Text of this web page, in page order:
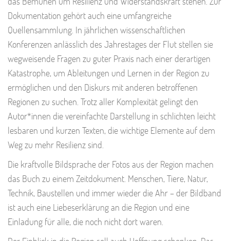
Dokumentation gehört auch eine umfangreiche
Quellensammlung. In jährlichen wissenschaftlichen
Konferenzen anlässlich des Jahrestages der Flut stellen sie
wegweisende Fragen zu guter Praxis nach einer derartigen
Katastrophe, um Ableitungen und Lernen in der Region zu
ermöglichen und den Diskurs mit anderen betroffenen
Regionen zu suchen. Trotz aller Komplexität gelingt den
Autor*innen die vereinfachte Darstellung in schlichten leicht
lesbaren und kurzen Texten, die wichtige Elemente auf dem
Weg zu mehr Resilienz sind.
Die kraftvolle Bildsprache der Fotos aus der Region machen
das Buch zu einem Zeitdokument. Menschen, Tiere, Natur,
Technik, Baustellen und immer wieder die Ahr – der Bildband
ist auch eine Liebeserklärung an die Region und eine
Einladung für alle, die noch nicht dort waren.